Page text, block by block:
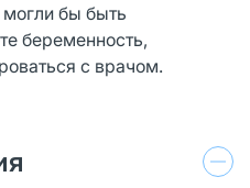
могли бы быть
беременность,
с врачом.